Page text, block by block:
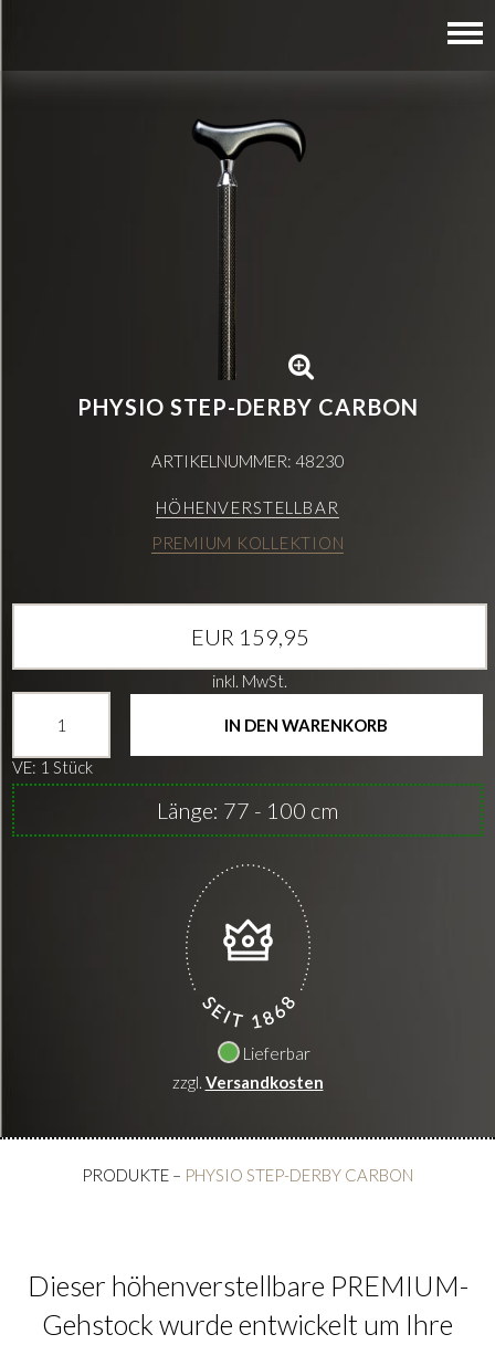
PHYSIO STEP-DERBY CARBON
ARTIKELNUMMER: 48230
HÖHENVERSTELLBAR
PREMIUM KOLLEKTION
EUR 159,95
inkl. MwSt.
VE: 1 Stück
IN DEN WARENKORB
Länge: 77 - 100 cm
Lieferbar
zzgl. Versandkosten
PRODUKTE – PHYSIO STEP-DERBY CARBON
Dieser höhenverstellbare PREMIUM-
Gehstock wurde entwickelt um Ihre